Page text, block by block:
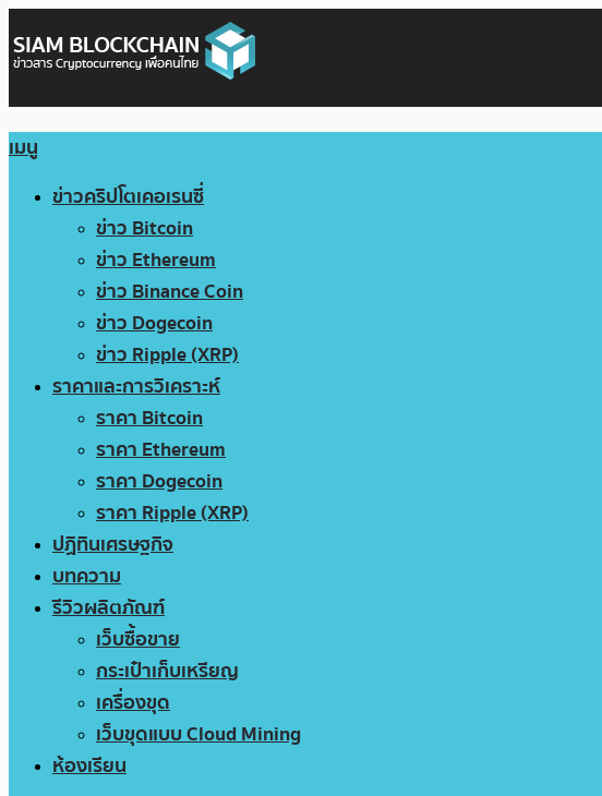
เมนู
ข่าวคริปโตเคอเรนซี่
ข่าว Bitcoin
ข่าว Ethereum
ข่าว Binance Coin
ข่าว Dogecoin
ข่าว Ripple (XRP)
ราคาและการวิเคราะห์
ราคา Bitcoin
ราคา Ethereum
ราคา Dogecoin
ราคา Ripple (XRP)
ปฏิทินเศรษฐกิจ
บทความ
รีวิวผลิตภัณฑ์
เว็บซื้อขาย
กระเป๋าเก็บเหรียญ
เครื่องขุด
เว็บขุดแบบ Cloud Mining
ห้องเรียน